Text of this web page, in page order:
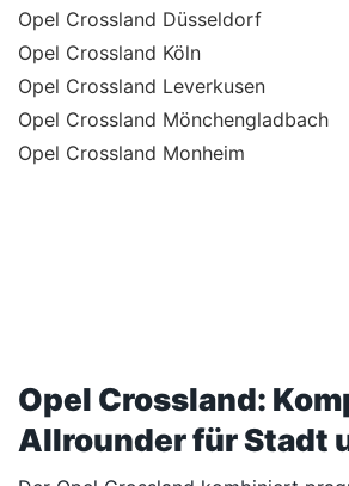
Opel Crossland Düsseldorf
Opel Crossland Köln
Opel Crossland Leverkusen
Opel Crossland Mönchengladbach
Opel Crossland Monheim
Opel Crossland:
Allrounder für Stadt